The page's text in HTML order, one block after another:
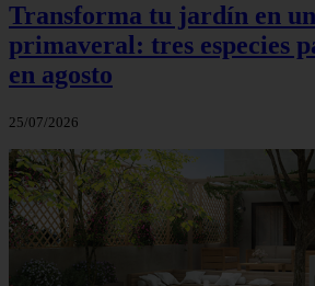
Transforma tu jardín en
primaveral: tres especies
en agosto
25/07/2026